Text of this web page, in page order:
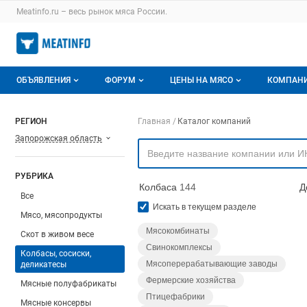
Раздел навигации по сайту meatinfo.ru
Meatinfo.ru – весь рынок мяса России.
Авторизация и меню пользователя
Навигация по разделам сайта meatinfo.ru
ОБЪЯВЛЕНИЯ
Горячее предложение
Заявки на покупку мяса
ФОРУМ
Избранные
С моим участием
ЦЕНЫ НА МЯСО
Актуальные мониторинги
Цены на мясо
Отзывы
Моя
РЕГИОН
Запорожская область
РУБРИКА
Все
Мясо, мясопродукты
Скот в живом весе
Колбасы, сосиски,
деликатесы
Мясные полуфабрикаты
Мясные консервы
Навигация по
Главная Каталог компаний
Колбаса 144
Искать в текущем разделе
Мясокомбинаты
Свинокомплексы
Мясоперерабатывающие заводы
Фермерские хозяйства
Птицефабрики